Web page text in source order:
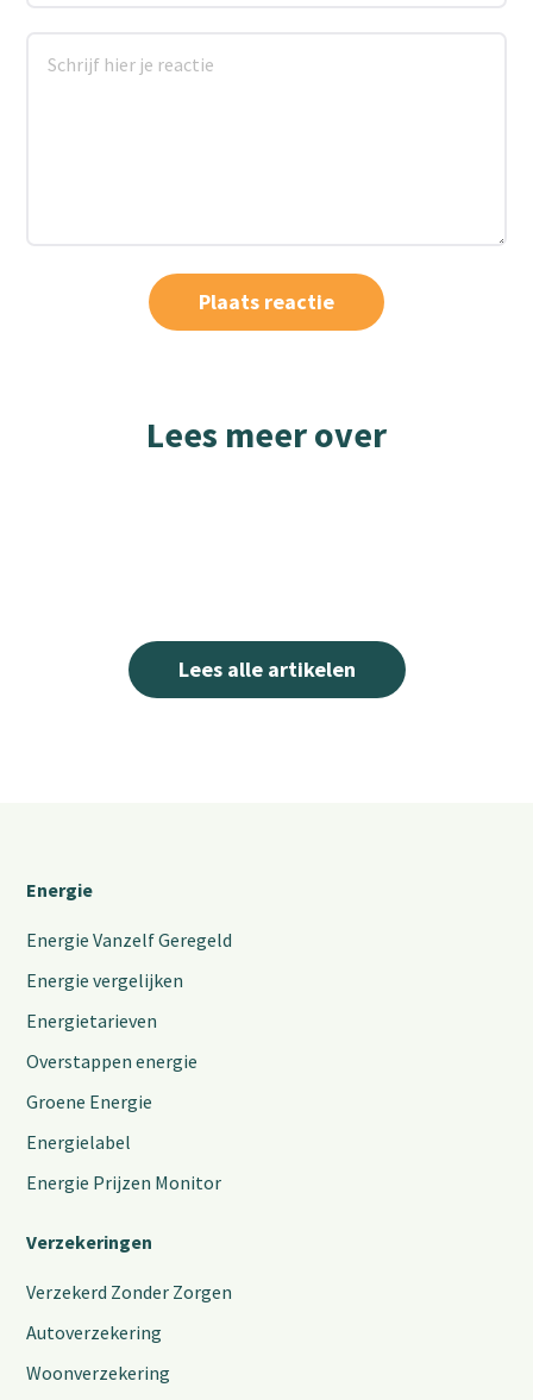
Lees meer over
Lees alle artikelen
Energie
Energie Vanzelf Geregeld
Energie vergelijken
Energietarieven
Overstappen energie
Groene Energie
Energielabel
Energie Prijzen Monitor
Verzekeringen
Verzekerd Zonder Zorgen
Autoverzekering
Woonverzekering